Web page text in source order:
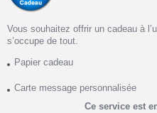
Vous souhaitez offrir un cadeau à
s’occupe de tout.
Papier cadeau
Carte message personnalisée
Ce service est